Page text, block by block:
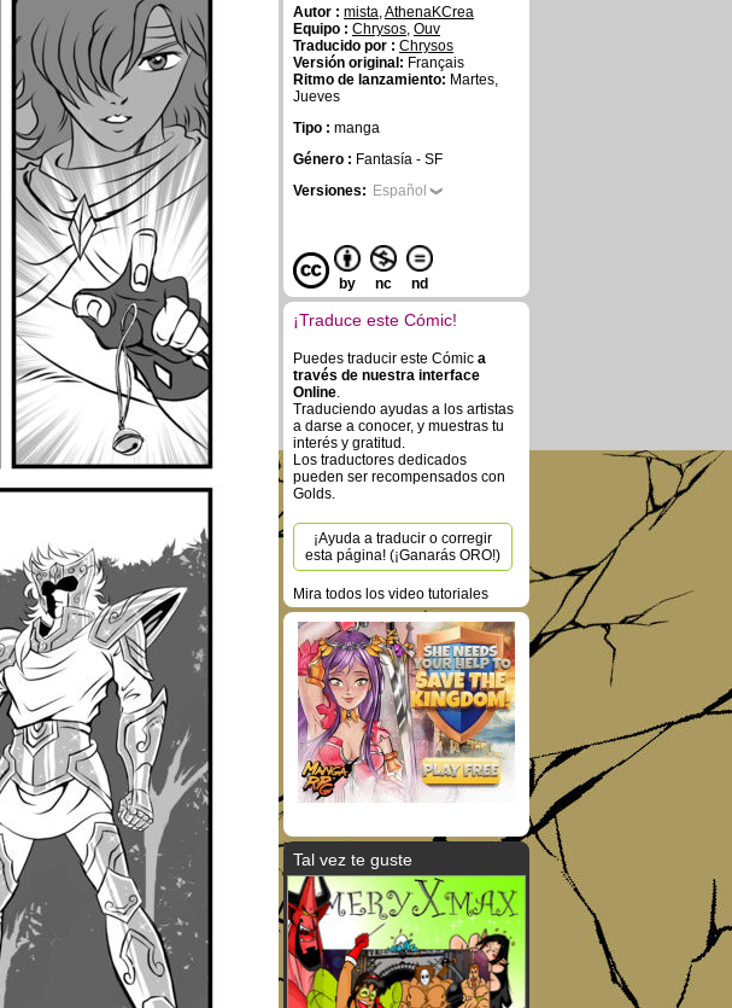
Autor : mista,AthenaKCrea
Equipo : Chrysos, Ouv
Traducido por : Chrysos
Versión original: Français
Ritmo de lanzamiento: Martes,
Jueves
Tipo : manga
Género : Fantasía - SF
Versiones: Español
by nc nd
¡Traduce este Cómic!
Puedes traducir este Cómic a
través de nuestra interface
Online.
Traduciendo ayudas a los artistas
a darse a conocer, y muestras tu
interés y gratitud.
Los traductores dedicados
pueden ser recompensados con
Golds.
¡Ayuda a traducir o corregir
esta página! (¡Ganarás ORO!)
Mira todos los video tutoriales
Tal vez te guste